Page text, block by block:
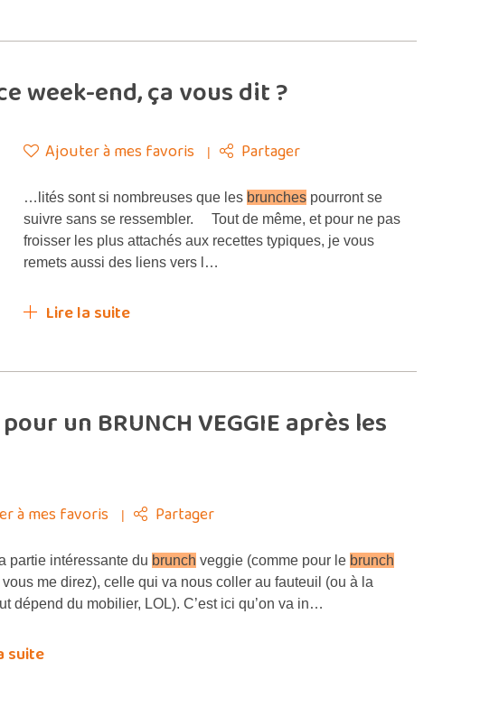
week-end, ça vous dit ?
Ajouter à mes favoris Partager
…lités sont si nombreuses que les brunches pourront se
suivre sans se ressembler. Tout de même, et pour ne pas
froisser les plus attachés aux recettes typiques, je vous
remets aussi des liens vers l…
Lire la suite
un BRUNCH VEGGIE après les
à mes favoris Partager
partie intéressante du brunch veggie (comme pour le brunch
me direz), celle qui va nous coller au fauteuil (ou à la
dépend du mobilier, LOL). C’est ici qu’on va in…
suite